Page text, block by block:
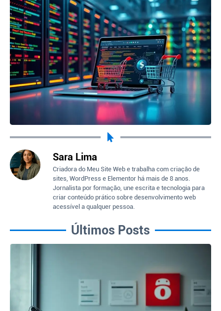
Sara Lima
Criadora do Meu Site Web e trabalha com criação de
sites, WordPress e Elementor há mais de 8 anos.
Jornalista por formação, une escrita e tecnologia para
criar conteúdo prático sobre desenvolvimento web
acessível a qualquer pessoa.
Últimos Posts